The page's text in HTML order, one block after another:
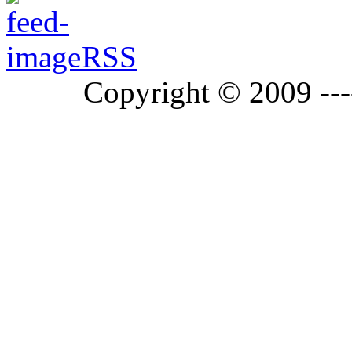
RSS
Copyright © 2009